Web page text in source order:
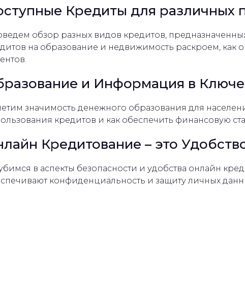
Кредиты для различных
обзор разных видов кредитов,
на образование и недвижимость раскроем, как
и Информация в
значимость денежного образования для
кредитов и как обеспечить финансовую
Кредитование – это
в аспекты безопасности и удобства онлайн
конфиденциальность и защиту личных